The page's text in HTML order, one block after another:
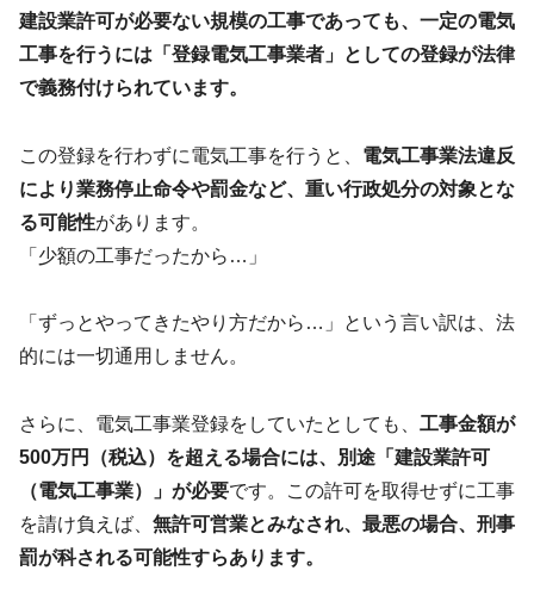
建設業許可が必要ない規模の工事であっても、一定の電気
工事を行うには「登録電気工事業者」としての登録が法律
で義務付けられています。
この登録を行わずに電気工事を行うと、 電気工事業法違反
により業務停止命令や罰金など、重い行政処分の対象とな
る可能性があります。
「少額の工事だったから…」
「ずっとやってきたやり方だから…」という言い訳は、法
的には一切通用しません。
さらに、電気工事業登録をしていたとしても、 工事金額が
500万円（税込）を超える場合には、別途「建設業許可
（電気工事業）」が必要です。この許可を取得せずに工事
を請け負えば、 無許可営業とみなされ、最悪の場合、刑事
罰が科される可能性すらあります。